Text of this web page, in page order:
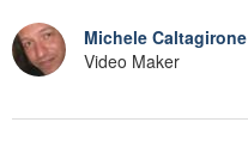
Michele Caltagirone
Video Maker